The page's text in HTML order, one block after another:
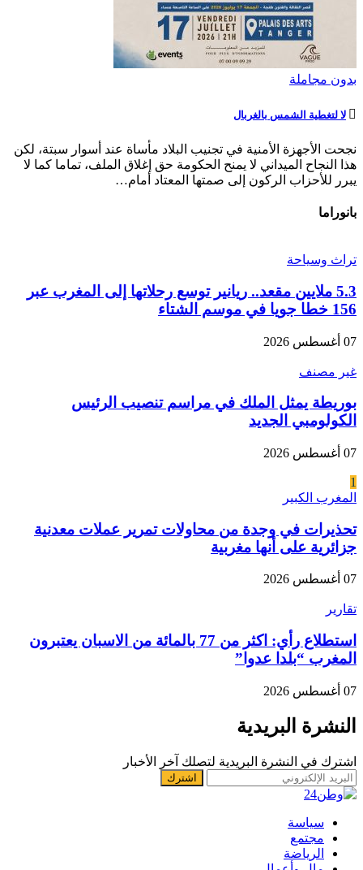
بدون مجاملة
لا لتغطية الشمس بالغربال
نجحت الأجهزة الأمنية في تجنيب البلاد مأساة عند أسوار سبتة، لكن
هذا النجاح الميداني لا يمنح الحكومة حق إغلاق الملف، تماما كما لا
يبرر للأحزاب الركون إلى صمتها المعتاد أمام…
بانوراما
تراث وسياحة
5.3 ملايين مقعد.. ريانير توسع رحلاتها إلى المغرب عبر
156 خطا جويا في موسم الشتاء
07 أغسطس 2026
غير مصنف
بوريطة يمثل الملك في مراسم تنصيب الرئيس
الكولومبي الجديد
07 أغسطس 2026
1
المغرب الكبير
تحذيرات في وجدة من محاولات تمرير عملات معدنية
جزائرية على أنها مغربية
07 أغسطس 2026
تقارير
استطلاع رأي: اكثر من 77 بالمائة من الاسبان يعتبرون
المغرب “بلدا عدوا”
07 أغسطس 2026
النشرة البريدية
اشترك في النشرة البريدية لتصلك آخر الأخبار
سياسة
مجتمع
الرياضة